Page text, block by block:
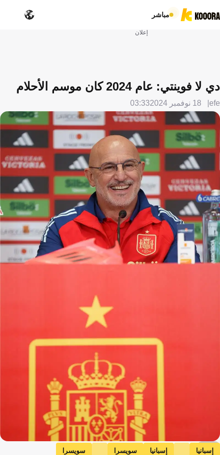
مباشر
إعلان
دي لا فوينتي: عام 2024 كان موسم الأحلام
efe 18 نوفمبر 2024 03:33
EPA
إسبانيا إسبانيا سويسرا
سويسرا